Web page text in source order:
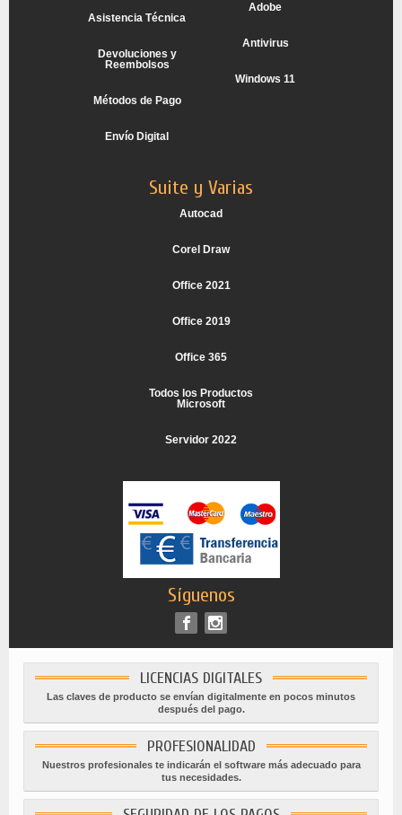
Asistencia Técnica
Devoluciones y
Reembolsos
Métodos de Pago
Envío Digital
Adobe
Antivirus
Windows 11
Suite y Varias
Autocad
Corel Draw
Office 2021
Office 2019
Office 365
Todos los Productos
Microsoft
Servidor 2022
Síguenos
LICENCIAS DIGITALES
Las claves de producto se envían digitalmente en pocos minutos
después del pago.
PROFESIONALIDAD
Nuestros profesionales te indicarán el software más adecuado para
tus necesidades.